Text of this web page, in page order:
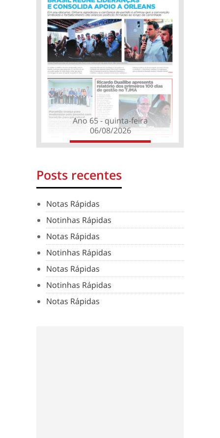
Ano 65 - quinta-feira
06/08/2026
Posts recentes
Notas Rápidas
Notinhas Rápidas
Notas Rápidas
Notinhas Rápidas
Notas Rápidas
Notinhas Rápidas
Notas Rápidas